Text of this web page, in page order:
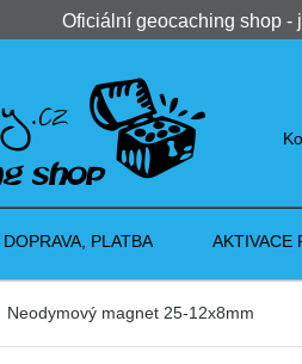
Oficiální geocaching shop -
DOPRAVA, PLATBA AKTIVACE
Neodymový magnet 25-12x8mm